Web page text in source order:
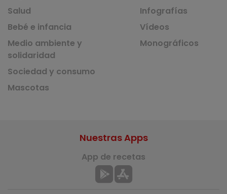
Salud
Bebé e infancia
Medio ambiente y
solidaridad
Sociedad y consumo
Mascotas
Infografías
Vídeos
Monográficos
Nuestras Apps
App de recetas